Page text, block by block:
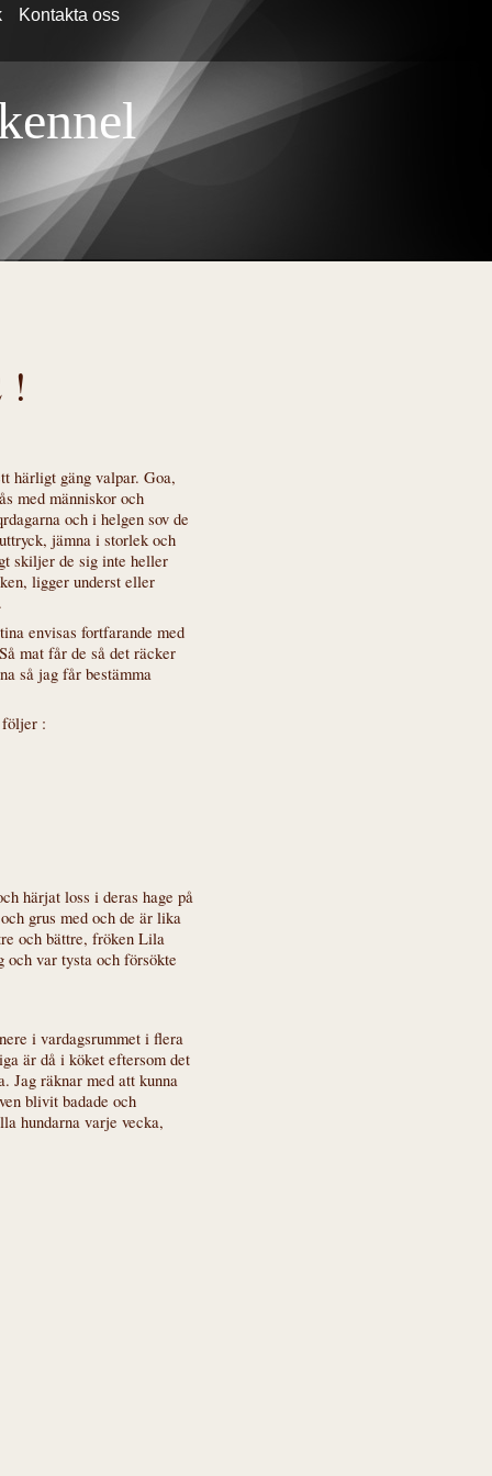
Kontakta oss
!
härligt gäng valpar. Goa,
med människor och
och i helgen sov de
jämna i storlek och
skiljer de sig inte heller
ligger underst eller
envisas fortfarande med
mat får de så det räcker
så jag får bestämma
följer :
härjat loss i deras hage på
grus med och de är lika
och bättre, fröken Lila
och var tysta och försökte
i vardagsrummet i flera
är då i köket eftersom det
Jag räknar med att kunna
blivit badade och
hundarna varje vecka,